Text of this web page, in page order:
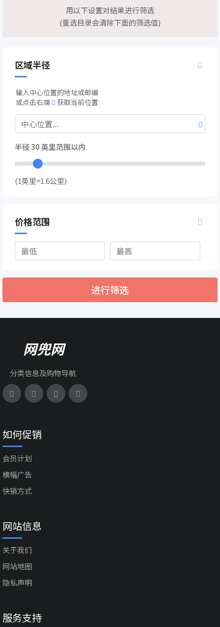
用以下设置对结果进行筛选
(重选目录会清除下面的筛选值)
区域半径
输入中心位置的地址或邮编
或点击右端
获取当前位置:
半径30英里范围以内
(1英里=1.6公里)
价格范围
进行筛选
网兜网
分类信息及购物导航
如何促销
会员计划
横幅广告
快销方式
网站信息
关于我们
网站地图
隐私声明
服务支持